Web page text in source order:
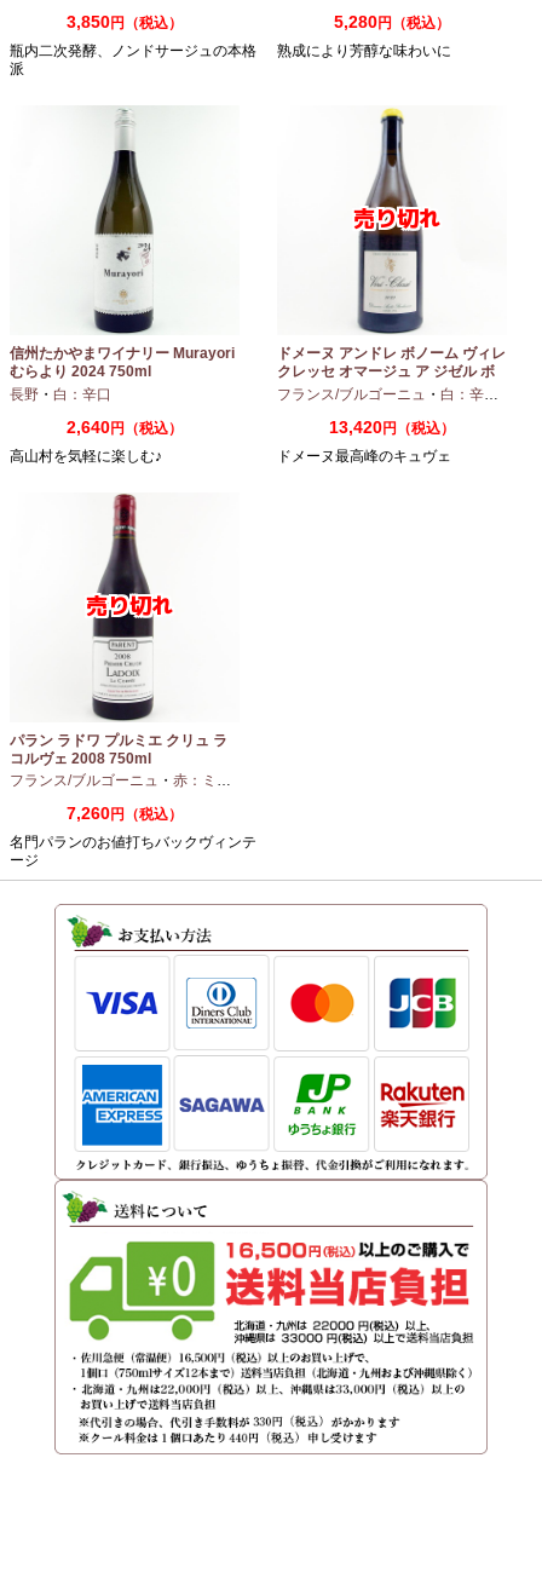
3,850円（税込）
瓶内二次発酵、ノンドサージュの本格
派
5,280円（税込）
熟成により芳醇な味わいに
信州たかやまワイナリー Murayori
むらより 2024 750ml
長野 ・ 白：辛口
2,640円（税込）
高山村を気軽に楽しむ♪
ドメーヌ アンドレ ボノーム ヴィレ
クレッセ オマージュ ア ジゼル ボ
ノーム 2023 750ml
フランス/ブルゴーニュ ・ 白：辛口
13,420円（税込）
ドメーヌ最高峰のキュヴェ
パラン ラドワ プルミエ クリュ ラ
コルヴェ 2008 750ml
フランス/ブルゴーニュ ・ 赤：ミディアムボディ
7,260円（税込）
名門パランのお値打ちバックヴィンテ
ージ